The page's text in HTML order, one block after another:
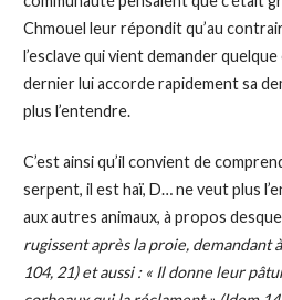
Chmouel leur répondit qu’au
l’esclave qui vient demander
dernier lui accorde rapidement sa
plus l’entendre.
C’est ainsi qu’il convient de
serpent, il est haï, D… ne veut plus
aux autres animaux, à propos
rugissent après la proie, demandant
104, 21) et aussi : « Il donne leur